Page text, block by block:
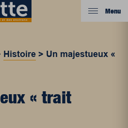
Menu
Histoire > Un majestueux «
« trait